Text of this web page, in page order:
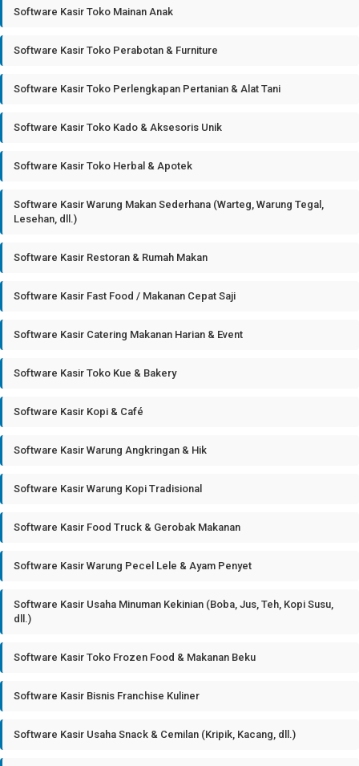
Software Kasir Toko Mainan Anak
Software Kasir Toko Perabotan & Furniture
Software Kasir Toko Perlengkapan Pertanian & Alat Tani
Software Kasir Toko Kado & Aksesoris Unik
Software Kasir Toko Herbal & Apotek
Software Kasir Warung Makan Sederhana (Warteg, Warung Tegal,
Lesehan, dll.)
Software Kasir Restoran & Rumah Makan
Software Kasir Fast Food / Makanan Cepat Saji
Software Kasir Catering Makanan Harian & Event
Software Kasir Toko Kue & Bakery
Software Kasir Kopi & Café
Software Kasir Warung Angkringan & Hik
Software Kasir Warung Kopi Tradisional
Software Kasir Food Truck & Gerobak Makanan
Software Kasir Warung Pecel Lele & Ayam Penyet
Software Kasir Usaha Minuman Kekinian (Boba, Jus, Teh, Kopi Susu,
dll.)
Software Kasir Toko Frozen Food & Makanan Beku
Software Kasir Bisnis Franchise Kuliner
Software Kasir Usaha Snack & Cemilan (Kripik, Kacang, dll.)